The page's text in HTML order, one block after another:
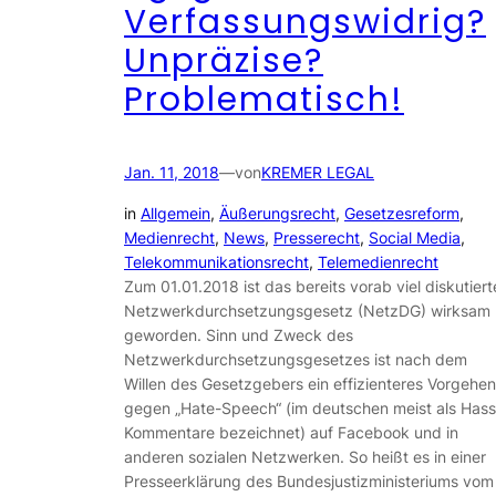
Verfassungswidrig?
Unpräzise?
Problematisch!
Jan. 11, 2018—vonKREMER LEGAL
in Allgemein, Äußerungsrecht, Gesetzesreform
Medienrecht, News, Presserecht, Social Media
Telekommunikationsrecht, Telemedienrecht
Zum 01.01.2018 ist das bereits vorab viel
Netzwerkdurchsetzungsgesetz (NetzDG) wirksam
geworden. Sinn und Zweck des
Netzwerkdurchsetzungsgesetzes ist nach dem
Willen des Gesetzgebers ein effizienteres Vorgehen
gegen „Hate-Speech“ (im deutschen meist als
Kommentare bezeichnet) auf Facebook und in
anderen sozialen Netzwerken. So heißt es in einer
Presseerklärung des Bundesjustizministeriums vom